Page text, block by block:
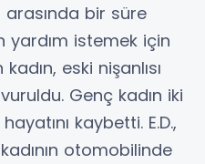
arasında bir süre
yardım istemek için
eski nişanlısı
Genç kadın iki
kaybetti. E.D.,
otomobilinde